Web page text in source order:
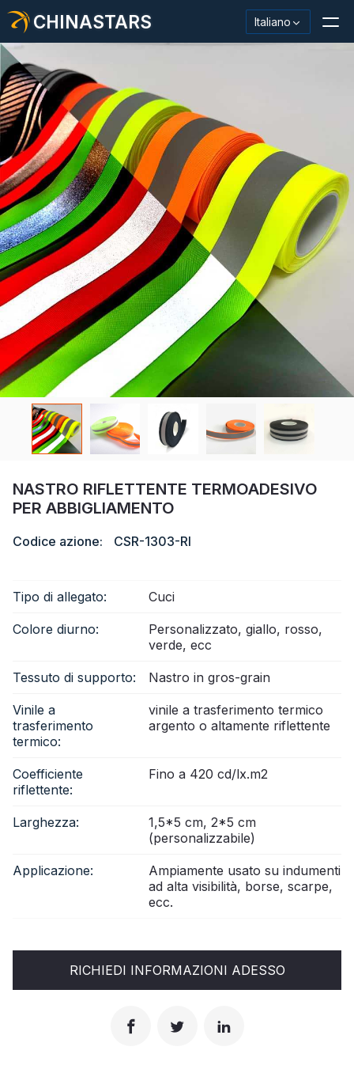
CHINASTARS Italiano
Materiale/nastro riflettente
Tessuto riflettente alla moda
Abbigliamento di sicurezza
Materiale che si illumina al buio
Lavaggio industriale Trim
Informazioni su CHINASTARS
Nuovo prodotto
Certificato
Catalogare
Video
NASTRO RIFLETTENTE TERMOADESIVO
PER ABBIGLIAMENTO
Codice azione: CSR-1303-RI
Tipo di allegato: Cuci
Colore diurno:
Personalizzato, giallo, rosso,
verde, ecc
Tessuto di supporto: Nastro in gros-grain
Vinile a
trasferimento
termico:
vinile a trasferimento termico
argento o altamente riflettente
Coefficiente
riflettente:
Fino a 420 cd/lx.m2
Larghezza:
1,5*5 cm, 2*5 cm
(personalizzabile)
Applicazione:
Ampiamente usato su indumenti
ad alta visibilità, borse, scarpe,
ecc.
RICHIEDI INFORMAZIONI ADESSO